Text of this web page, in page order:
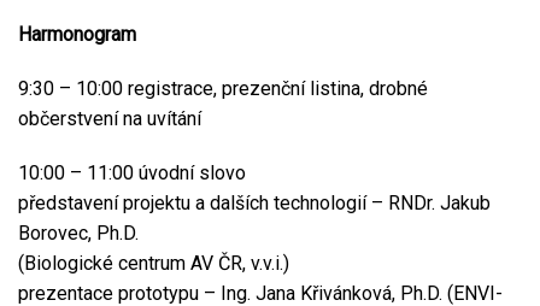
Harmonogram
9:30 – 10:00 registrace, prezenční listina, drobné
občerstvení na uvítání
10:00 – 11:00 úvodní slovo
představení projektu a dalších technologií – RNDr. Jakub
Borovec, Ph.D.
(Biologické centrum AV ČR, v.v.i.)
prezentace prototypu – Ing. Jana Křivánková, Ph.D. (ENVI-